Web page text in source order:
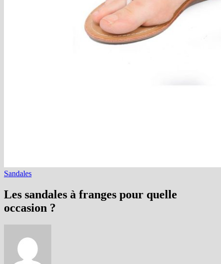
Sandales
Les sandales à franges pour quelle
occasion ?